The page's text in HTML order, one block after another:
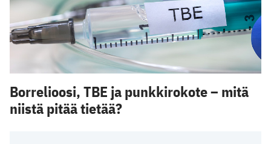
Borrelioosi, TBE ja punkkirokote – mitä
niistä pitää tietää?